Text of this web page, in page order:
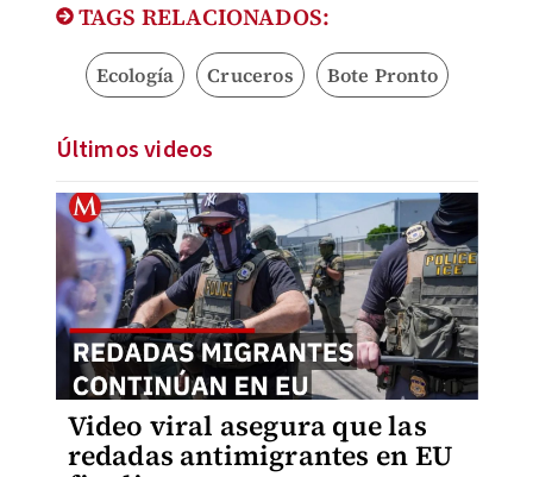
TAGS RELACIONADOS:
Ecología Cruceros Bote Pronto
Últimos videos
Video viral asegura que las
redadas antimigrantes en EU